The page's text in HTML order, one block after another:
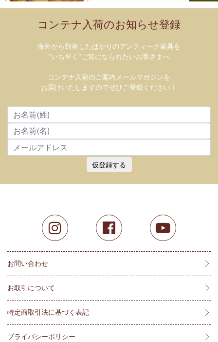
コンテナ入荷のお知らせ登録
海外から到着したばかりのアンティーク家具を
”いち早く”ご覧になられたいお客さまへ
コンテナ入荷のご案内メールマガジンを
お届けいたしますのでぜひご登録ください！
仮登録する
お問い合わせ
お取引について
特定商取引法に基づく表記
プライバシーポリシー